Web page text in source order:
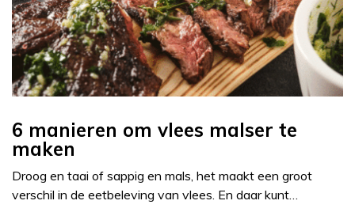
6 manieren om vlees malser te
maken
Droog en taai of sappig en mals, het maakt een groot
verschil in de eetbeleving van vlees. En daar kunt…